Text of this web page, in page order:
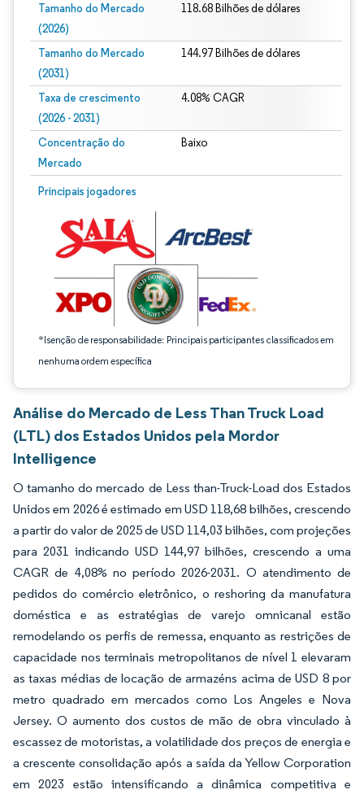
Tamanho do Mercado
(2026)
118.68 Bilhões de dólares
Tamanho do Mercado
(2031)
144.97 Bilhões de dólares
Taxa de crescimento
(2026 - 2031)
4.08% CAGR
Concentração do
Mercado
Baixo
Principais jogadores
*Isenção de responsabilidade: Principais participantes classificados em
nenhuma ordem específica
Imagem © Mordor Intelligence. O reuso requer atribuição conforme CC BY 4.0.
Análise do Mercado de Less Than Truck Load
(LTL) dos Estados Unidos pela Mordor
Intelligence
O tamanho do mercado de Less than-Truck-Load dos Estados
Unidos em 2026 é estimado em USD 118,68 bilhões, crescendo
a partir do valor de 2025 de USD 114,03 bilhões, com projeções
para 2031 indicando USD 144,97 bilhões, crescendo a uma
CAGR de 4,08% no período 2026-2031. O atendimento de
pedidos do comércio eletrônico, o reshoring da manufatura
doméstica e as estratégias de varejo omnicanal estão
remodelando os perfis de remessa, enquanto as restrições de
capacidade nos terminais metropolitanos de nível 1 elevaram
as taxas médias de locação de armazéns acima de USD 8 por
metro quadrado em mercados como Los Angeles e Nova
Jersey. O aumento dos custos de mão de obra vinculado à
escassez de motoristas, a volatilidade dos preços de energia e
a crescente consolidação após a saída da Yellow Corporation
em 2023 estão intensificando a dinâmica competitiva e